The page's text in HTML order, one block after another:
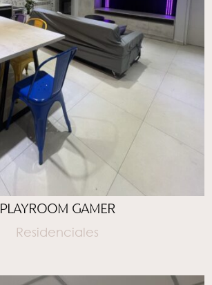
PLAYROOM GAMER
Residenciales